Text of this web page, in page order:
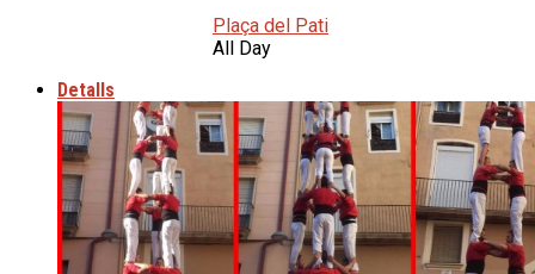
Plaça del Pati
All Day
Detalls